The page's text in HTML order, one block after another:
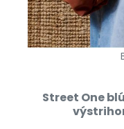
Street One